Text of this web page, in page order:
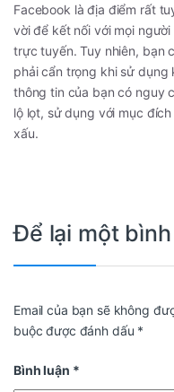
Facebook là địa điểm rất
vời để kết nối với mọi người
trực tuyến. Tuy nhiên, bạn
phải cẩn trọng khi sử dụng
thông tin của bạn có nguy
lộ lọt, sử dụng với mục đích
xấu.
Để lại một
Email của bạn sẽ không
buộc được đánh dấu *
Bình luận *